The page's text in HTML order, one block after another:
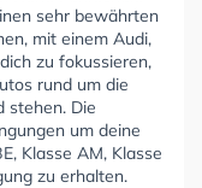
sehr bewährten
mit einem Audi,
zu fokussieren,
rund um die
stehen. Die
um deine
Klasse AM, Klasse
zu erhalten.